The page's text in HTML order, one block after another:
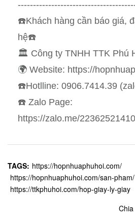
☎️Khách hàng cần báo giá,
hệ☎️
🏛 Công ty TNHH TTK Phú
🌍 Website: https://
☎️Hotlline: 0906.7414.39
☎️ Zalo Page:
https://zalo.me/
TAGS: https://hopnhuaphuhoi.com/
https://hopnhuaphuhoi.com/san-pham/
https://ttkphuhoi.com/hop-giay-ly-giay